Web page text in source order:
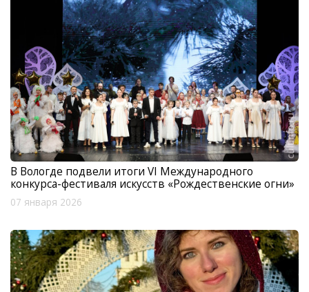
В Вологде подвели итоги VI Международного
конкурса-фестиваля искусств «Рождественские огни»
07 января 2026